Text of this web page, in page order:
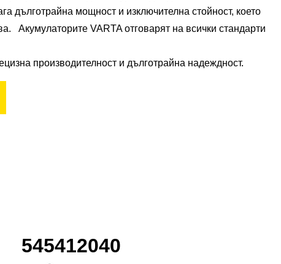
дълготрайна мощност и изключителна стойност, което
Акумулаторите VARTA отговарят на всички стандарти
производителност и дълготрайна надеждност.​
545412040